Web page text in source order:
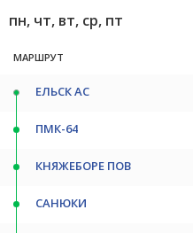
пн, чт, вт, ср, пт
МАРШРУТ
ЕЛЬСК АС
ПМК-64
КНЯЖЕБОРЕ ПОВ
САНЮКИ